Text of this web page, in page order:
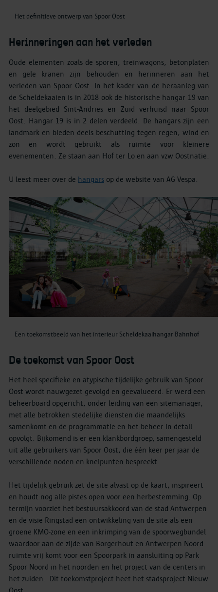
Het definitieve ontwerp van Spoor Oost
Herinneringen aan het verleden
Oude elementen zoals de sporen, treinwagons, betonplaten
en gele kranen zijn behouden en herinneren aan het
verleden van Spoor Oost. In het kader van de heraanleg van
de Scheldekaaien is in 2018 ook de historische hangar 19 van
het deelgebied Sint-Andries en Zuid verhuisd naar Spoor
Oost. Hangar 19 is in 2 delen verdeeld. De hangars zijn een
landmark en bieden deels beschutting tegen regen, wind en
zon en wordt gebruikt als ruimte voor kleinere
evenementen. Ze staan aan Hof ter Lo en aan vzw Oostnatie.
U leest meer over de hangars op de website van AG Vespa.
Een toekomstbeeld van het interieur Scheldekaaihangar Bahnhof
De toekomst van Spoor Oost
Het heel specifieke en atypische tijdelijke gebruik van Spoor
Oost wordt nauwgezet gevolgd en geëvalueerd. Er werd een
beheerboard opgericht, onder leiding van een sitemanager,
met alle betrokken stedelijke diensten die maandelijks
samenkomt en de programmatie en het beheer in detail
opvolgt. Bijkomend is er een klankbordgroep, samengesteld
uit alle gebruikers van Spoor Oost, die één keer per jaar de
verschillende noden en knelpunten bespreekt.
Het tijdelijk gebruik zet de site alvast op de kaart, inspireert
en houdt nog alle pistes open voor een herbestemming. Op
termijn voorziet het bestuursakkoord van de stad Antwerpen
en de visie Ringstad een ontwikkeling van de site als een
groene KMO-zone en een inkrimping van de spoorwegbundel
waardoor aan de zijde van Borgerhout en Antwerpen Noord
ruimte vrij komt voor een Spoorpark in aansluiting op Park
Spoor Noord in het noorden en het project van de centers in
het zuiden. Dit toekomstproject heet het stadsproject Nieuw